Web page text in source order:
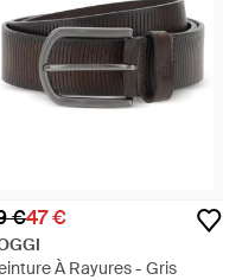
€47 €
À Rayures - Gris